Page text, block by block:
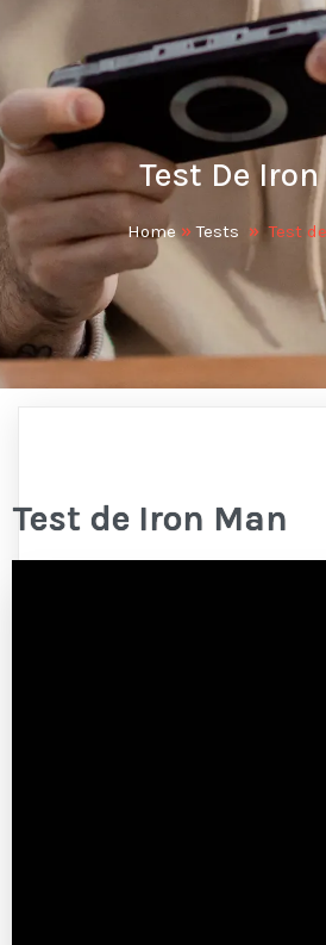
Test De
Home»Tests » Test
Test de Iron Man